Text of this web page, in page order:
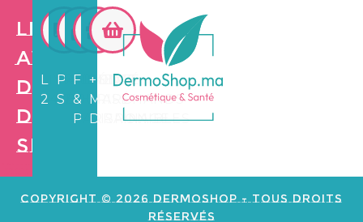
Les
avantages
de
Dermo
Shop
LIVRAISON
24/72H
PAIEMENT
SÉCURISÉ
FIDÉLITÉ
&
PARRAINAGE
+3.500
MARCHANDS
DISPONIBLES
Copyright © 2026 Dermoshop - Tous Droits
Réservés